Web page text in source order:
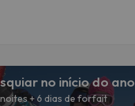
no início do ano
+ 6 dias de forfait